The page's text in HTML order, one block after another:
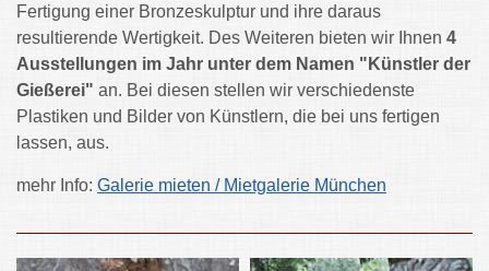
Fertigung einer Bronzeskulptur und ihre daraus
resultierende Wertigkeit. Des Weiteren bieten wir Ihnen 4
Ausstellungen im Jahr unter dem Namen "Künstler der
Gießerei" an. Bei diesen stellen wir verschiedenste
Plastiken und Bilder von Künstlern, die bei uns fertigen
lassen, aus.
mehr Info: Galerie mieten / Mietgalerie München